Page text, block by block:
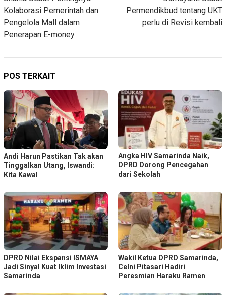
Kolaborasi Pemerintah dan
Pengelola Mall dalam
Penerapan E-money
Permendikbud tentang UKT
perlu di Revisi kembali
POS TERKAIT
Andi Harun Pastikan Tak akan
Tinggalkan Utang, Iswandi:
Kita Kawal
Angka HIV Samarinda Naik,
DPRD Dorong Pencegahan
dari Sekolah
DPRD Nilai Ekspansi ISMAYA
Jadi Sinyal Kuat Iklim Investasi
Samarinda
Wakil Ketua DPRD Samarinda,
Celni Pitasari Hadiri
Peresmian Haraku Ramen